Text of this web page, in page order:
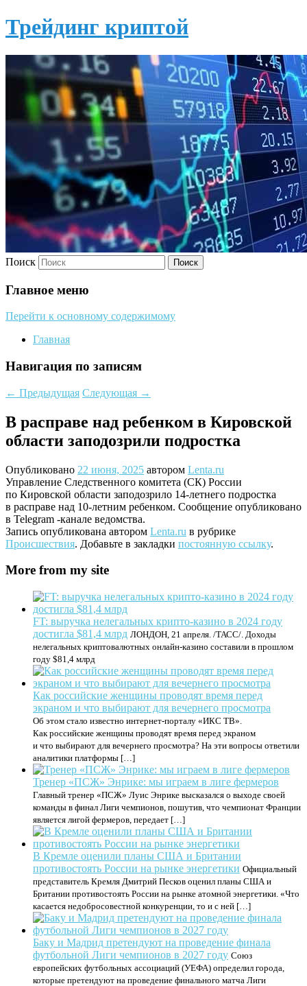
Трейдинг криптой
Поиск
Главное меню
Перейти к основному содержимому
Главная
Навигация по записям
← Предыдущая Следующая →
В расправе над ребенком в Кировской
области заподозрили подростка
Опубликовано 22 июня, 2025 автором Lenta.ru
Управление Следственного комитета (СК) России
по Кировской области заподозрило 14-летнего подростка
в расправе над 10-летним ребенком. Сообщение опубликовано
в Telegram -канале ведомства.
Запись опубликована автором Lenta.ru в рубрике
Происшествия. Добавьте в закладки постоянную ссылку.
More from my site
FT: выручка нелегальных крипто-казино в 2024 году
достигла $81,4 млрд ЛОНДОН, 21 апреля. /ТАСС/. Доходы
нелегальных криптовалютных онлайн-казино составили в прошлом
году $81,4 млрд
Как российские женщины проводят время перед
экраном и что выбирают для вечернего просмотра
Об этом стало известно интернет-порталу «ИКС ТВ».
Как российские женщины проводят время перед экраном
и что выбирают для вечернего просмотра? На эти вопросы ответили
аналитики платформы […]
Тренер «ПСЖ» Энрике: мы играем в лиге фермеров
Главный тренер «ПСЖ» Луис Энрике высказался о выходе своей
команды в финал Лиги чемпионов, пошутив, что чемпионат Франции
является лигой фермеров, передает […]
В Кремле оценили планы США и Британии
противостоять России на рынке энергетики Официальный
представитель Кремля Дмитрий Песков оценил планы США и
Британии противостоять России на рынке атомной энергетики. «Что
касается недобросовестной конкуренции, то и с ней […]
Баку и Мадрид претендуют на проведение финала
футбольной Лиги чемпионов в 2027 году Союз
европейских футбольных ассоциаций (УЕФА) определил города,
которые претендуют на проведение финального матча Лиги